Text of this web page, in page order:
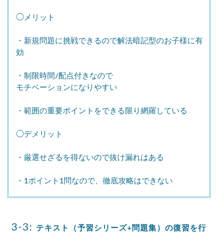
◯メリット
・新規問題に挑戦できるので解法暗記型のお子様に有
効
・制限時間/配点付きなので
モチベーションになりやすい
・範囲の重要ポイントをできる限り網羅している
◯デメリット
・厳選せざるを得ないので抜け漏れはある
・1ポイント1問なので、徹底攻略はできない
3-3:
テキスト（予習シリーズ+問題集）の復習を行